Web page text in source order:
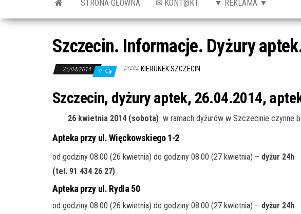
STRONA GŁÓWNA ✉ KONT@KT ▼ REKLAMA ▼
Szczecin. Informacje. Dyżury
25/04/2014 0 przez KIERUNEK SZCZECIN
Szczecin, dyżury aptek, 26.04.2014,
26 kwietnia 2014 (sobota) w ramach dyżurów w Szczecinie czynne
Apteka przy ul. Więckowskiego 1-2
od godziny 08:00 (26 kwietnia) do godziny 08:00 (27 kwietnia) – dyżur 24h
(tel. 91 434 26 27)
Apteka przy ul. Rydla 50
od godziny 08:00 (26 kwietnia) do godziny 08:00 (27 kwietnia) – dyżur 24h